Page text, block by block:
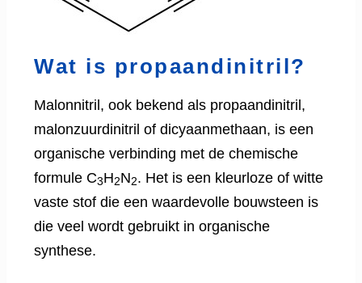
Wat is propaandinitril?
Malonnitril, ook bekend als propaandinitril,
malonzuurdinitril of dicyaanmethaan, is een
organische verbinding met de chemische
formule C3H2N2. Het is een kleurloze of witte
vaste stof die een waardevolle bouwsteen is
die veel wordt gebruikt in organische
synthese.